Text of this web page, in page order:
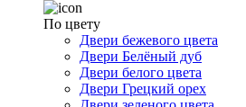
По цвету
Двери бежевого цвета
Двери Белёный дуб
Двери белого цвета
Двери Грецкий орех